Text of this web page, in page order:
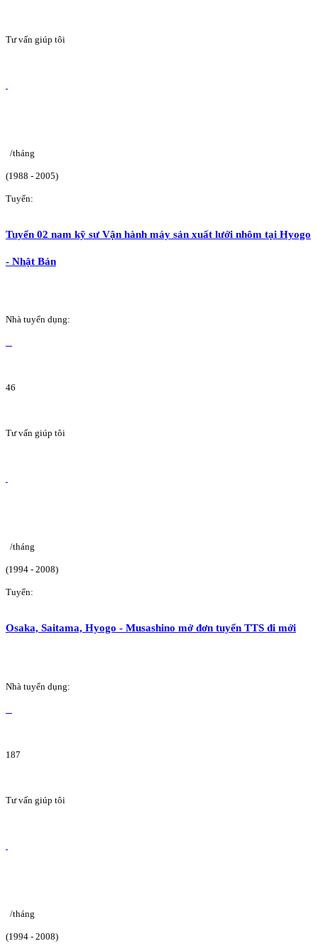
Tư vấn giúp tôi
/tháng
(1988 - 2005)
Tuyển:
Tuyển 02 nam kỹ sư Vận hành máy sản xuất lưới nhôm tại Hyogo
- Nhật Bản
Nhà tuyển dụng:
46
Tư vấn giúp tôi
/tháng
(1994 - 2008)
Tuyển:
Osaka, Saitama, Hyogo - Musashino mở đơn tuyển TTS đi mới
Nhà tuyển dụng:
187
Tư vấn giúp tôi
/tháng
(1994 - 2008)